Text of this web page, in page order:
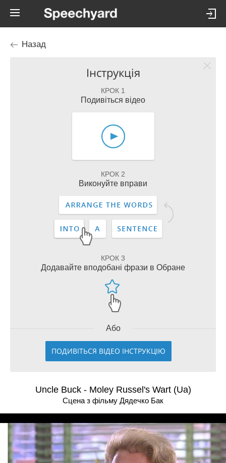
Назад
Інструкція
КРОК 1
Подивіться відео
КРОК 2
Виконуйте вправи
КРОК 3
Додавайте вподобані фрази в Обране
Або
ПОДИВІТЬСЯ ВІДЕО ІНСТРУКЦІЮ
Uncle Buck - Moley Russel's Wart (Ua)
Сцена з фільму Дядечко Бак